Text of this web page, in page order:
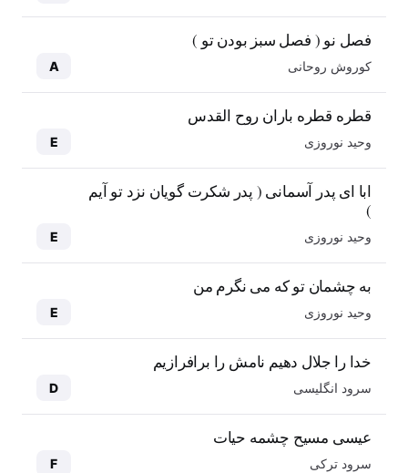
فصل نو ( فصل سبز بودن تو )
کوروش روحانی A
قطره قطره باران روح القدس
وحید نوروزی E
ابا ای پدر آسمانی ( پدر شکرت گویان نزد تو آیم
)
وحید نوروزی E
به چشمان تو که می نگرم من
وحید نوروزی E
خدا را جلال دهیم نامش را برافرازیم
سرود انگلیسی D
عیسی مسیح چشمه حیات
سرود ترکی F